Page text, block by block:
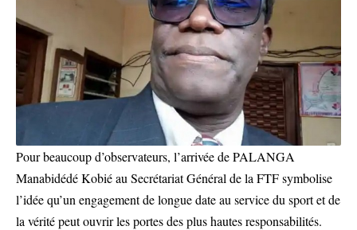
Pour beaucoup d’observateurs, l’arrivée de PALANGA
Manabidédé Kobié au Secrétariat Général de la FTF symbolise
l’idée qu’un engagement de longue date au service du sport et de
la vérité peut ouvrir les portes des plus hautes responsabilités.